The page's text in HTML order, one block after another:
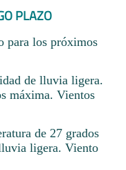
PLAZO
para los próximos
de lluvia ligera.
máxima. Vientos
de 27 grados
ligera. Viento